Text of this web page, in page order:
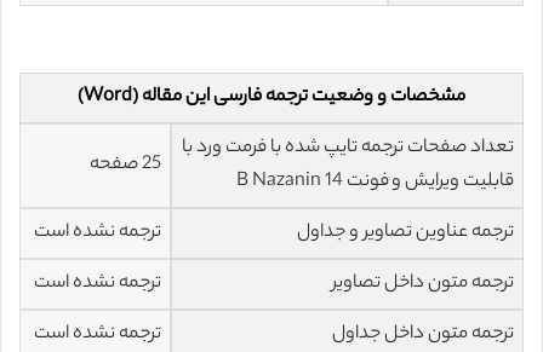
مشخصات و وضعیت ترجمه فارسی این مقاله (Word)
تعداد صفحات ترجمه تایپ شده با فرمت ورد با
قابلیت ویرایش و فونت 14 B Nazanin
25 صفحه
ترجمه عناوین تصاویر و جداول
ترجمه نشده است
ترجمه متون داخل تصاویر
ترجمه نشده است
ترجمه متون داخل جداول
ترجمه نشده است